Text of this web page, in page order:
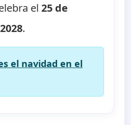
el25 de
.
el navidad en el